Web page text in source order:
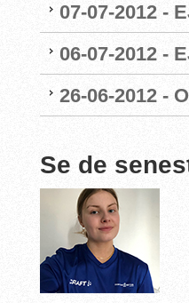
07-07-2012 -
06-07-2012 -
26-06-2012 -
Se de